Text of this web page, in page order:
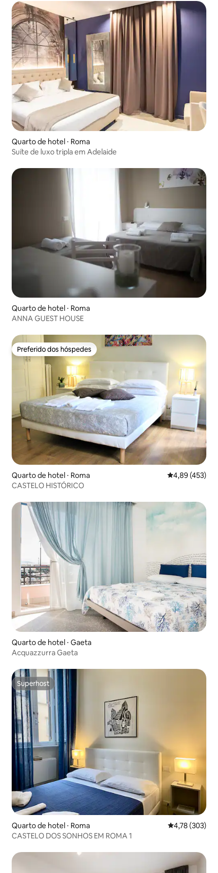
Quarto de hotel ⋅ Roma
Suíte de luxo tripla em Adelaide
Quarto de hotel ⋅ Roma
ANNA GUEST HOUSE
Preferido dos hóspedes
Preferido dos hóspedes
Quarto de hotel ⋅ Roma 4,89 de uma
4,89 (453)
CASTELO HISTÓRICO
Quarto de hotel ⋅ Gaeta
Acquazzurra Gaeta
Superhost
Superhost
Quarto de hotel ⋅ Roma 4,78 de uma
4,78 (303)
CASTELO DOS SONHOS EM ROMA 1